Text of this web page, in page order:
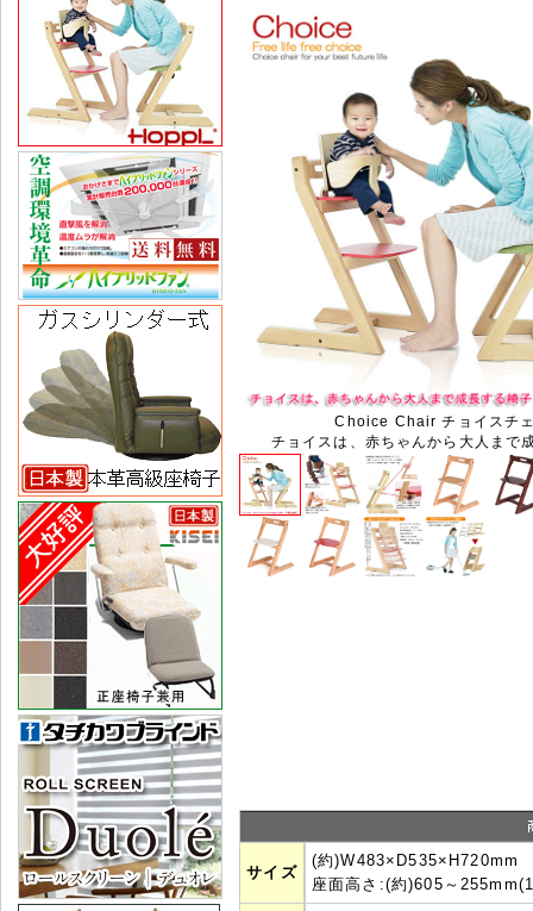
Choice Chair チョイスチ
チョイスは、赤ちゃんから大人まで
サイズ
(約)W483×D535×H720mm
座面高さ:(約)605～